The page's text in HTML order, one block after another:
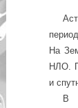
На
НЛО.
и
В